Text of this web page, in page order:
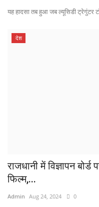
यह हादसा तब हुआ जब ल्यूसिडी ट्रेगुंटर
देश
राजधानी में विज्ञापन
फिल्म,...
Admin Aug 24, 2024 0